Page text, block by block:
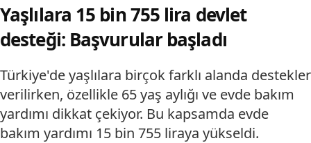
Yaşlılara 15 bin 755 lira devlet
desteği: Başvurular başladı
Türkiye'de yaşlılara birçok farklı alanda destekler
verilirken, özellikle 65 yaş aylığı ve evde bakım
yardımı dikkat çekiyor. Bu kapsamda evde
bakım yardımı 15 bin 755 liraya yükseldi.